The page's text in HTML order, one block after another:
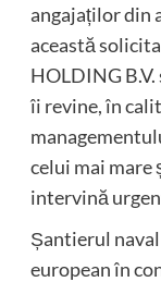
angajaților din
această
HOLDING
îi revine, în
celui mai mare
intervină
Șantierul
european în